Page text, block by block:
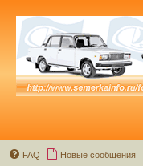
FAQ Новые сообщения